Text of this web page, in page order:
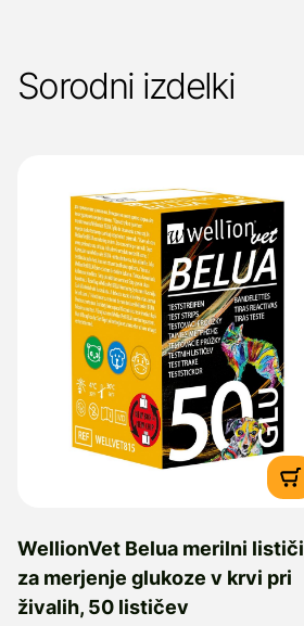
Sorodni izdelki
WellionVet Belua merilni lističi
za merjenje glukoze v krvi pri
živalih, 50 lističev